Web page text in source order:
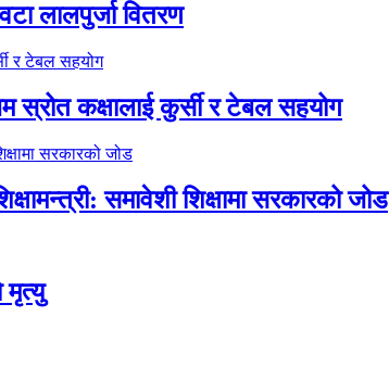
लालपुर्जा वितरण
स्रोत कक्षालाई कुर्सी र टेबल सहयोग
समावेशी शिक्षामा सरकारको जोड
मृत्यु